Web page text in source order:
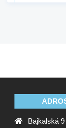
Bajkalská 9